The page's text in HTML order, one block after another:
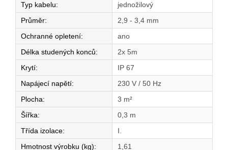
Typ kabelu:
jednožilový
Průměr:
2,9 - 3,4 mm
Ochranné opletení:
ano
Délka studených konců:
2x 5m
Krytí:
IP 67
Napájecí napětí:
230 V / 50 Hz
Plocha:
3 m²
Šířka:
0,3 m
Třída izolace:
I.
Hmotnost výrobku (kg): 1,61